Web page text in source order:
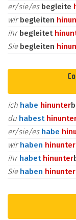
er/sie/es begleite
wirbegleiten
ihrbegleitet
Sie begleiten
ich habe hinunter
du habest
er/sie/es habe
wirhaben hinunter
ihrhabet hinunter
Sie haben hinunter